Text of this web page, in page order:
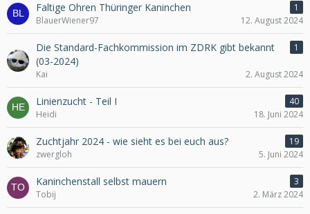
Faltige Ohren Thüringer Kaninchen
1
BlauerWiener97
12. August 2024
Die Standard-Fachkommission im ZDRK gibt bekannt
(03-2024)
1
Kai 2. August 2024
Linienzucht - Teil I
40
Heidi
18. Juni 2024
Zuchtjahr 2024 - wie sieht es bei euch aus?
19
zwergloh
5. Juni 2024
Kaninchenstall selbst mauern
3
Tobij
2. März 2024